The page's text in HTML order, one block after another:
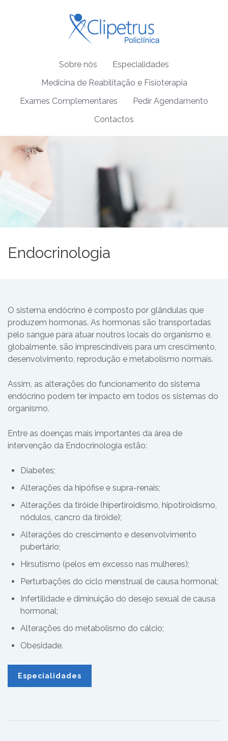
Sobre nós
Especialidades
Medicina de Reabilitação e Fisioterapia
Exames Complementares
Pedir Agendamento
Contactos
Endocrinologia
O sistema endócrino é composto por glândulas que
produzem hormonas. As hormonas são transportadas
pelo sangue para atuar noutros locais do organismo e,
globalmente, são imprescindíveis para um crescimento,
desenvolvimento, reprodução e metabolismo normais.
Assim, as alterações do funcionamento do sistema
endócrino podem ter impacto em todos os sistemas do
organismo.
Entre as doenças mais importantes da área de
intervenção da Endocrinologia estão:
Diabetes;
Alterações da hipófise e supra-renais;
Alterações da tiróide (hipertiroidismo, hipotiroidismo,
nódulos, cancro da tiróide);
Alterações do crescimento e desenvolvimento
pubertário;
Hirsutismo (pelos em excesso nas mulheres);
Perturbações do ciclo menstrual de causa hormonal;
Infertilidade e diminuição do desejo sexual de causa
hormonal;
Alterações do metabolismo do cálcio;
Obesidade.
Especialidades